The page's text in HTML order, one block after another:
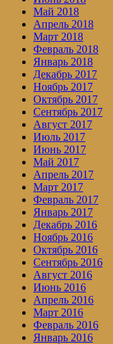
Май 2018
Апрель 2018
Март 2018
Февраль 2018
Январь 2018
Декабрь 2017
Ноябрь 2017
Октябрь 2017
Сентябрь 2017
Август 2017
Июль 2017
Июнь 2017
Май 2017
Апрель 2017
Март 2017
Февраль 2017
Январь 2017
Декабрь 2016
Ноябрь 2016
Октябрь 2016
Сентябрь 2016
Август 2016
Июнь 2016
Апрель 2016
Март 2016
Февраль 2016
Январь 2016